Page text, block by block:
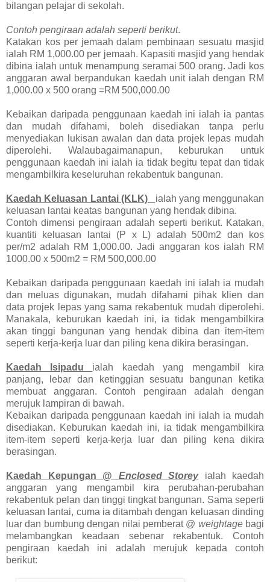
bilangan pelajar di sekolah.
Contoh pengiraan adalah seperti berikut.
Katakan kos per jemaah dalam pembinaan sesuatu masjid
ialah RM 1,000.00 per jemaah. Kapasiti masjid yang hendak
dibina ialah untuk menampung seramai 500 orang. Jadi kos
anggaran awal berpandukan kaedah unit ialah dengan RM
1,000.00 x 500 orang =RM 500,000.00
Kebaikan daripada penggunaan kaedah ini ialah ia pantas
dan mudah difahami, boleh disediakan tanpa perlu
menyediakan lukisan awalan dan data projek lepas mudah
diperolehi. Walaubagaimanapun, keburukan untuk
penggunaan kaedah ini ialah ia tidak begitu tepat dan tidak
mengambilkira keseluruhan rekabentuk bangunan.
Kaedah Keluasan Lantai (KLK) ialah yang menggunakan
keluasan lantai keatas bangunan yang hendak dibina.
Contoh dimensi pengiraan adalah seperti berikut. Katakan,
kuantiti keluasan lantai (P x L) adalah 500m2 dan kos
per/m2 adalah RM 1,000.00. Jadi anggaran kos ialah RM
1000.00 x 500m2 = RM 500,000.00
Kebaikan daripada penggunaan kaedah ini ialah ia mudah
dan meluas digunakan, mudah difahami pihak klien dan
data projek lepas yang sama rekabentuk mudah diperolehi.
Manakala, keburukan kaedah ini, ia tidak mengambilkira
akan tinggi bangunan yang hendak dibina dan item-item
seperti kerja-kerja luar dan piling kena dikira berasingan.
Kaedah Isipadu ialah kaedah yang mengambil kira
panjang, lebar dan ketinggian sesuatu bangunan ketika
membuat anggaran. Contoh pengiraan adalah dengan
merujuk lampiran di bawah.
Kebaikan daripada penggunaan kaedah ini ialah ia mudah
disediakan. Keburukan kaedah ini, ia tidak mengambilkira
item-item seperti kerja-kerja luar dan piling kena dikira
berasingan.
Kaedah Kepungan @ Enclosed Storey
ialah kaedah
anggaran yang mengambil kira perubahan-perubahan
rekabentuk pelan dan tinggi tingkat bangunan. Sama seperti
keluasan lantai, cuma ia ditambah dengan keluasan dinding
luar dan bumbung dengan nilai pemberat @ weightage bagi
melambangkan keadaan sebenar rekabentuk. Contoh
pengiraan kaedah ini adalah merujuk kepada contoh
berikut: